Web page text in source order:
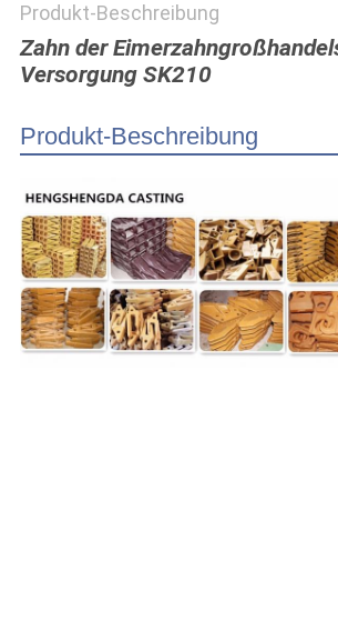
Produkt-Beschreibung
Zahn der
Versorgung SK210
Produkt-Beschreibung